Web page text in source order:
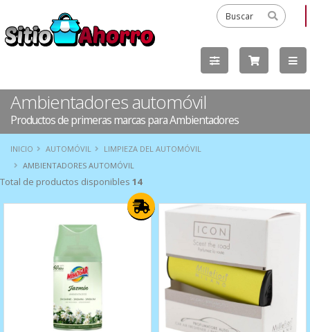
Ambientadores automóvil
Productos de primeras marcas para Ambientadores
INICIO AUTOMÓVIL
LIMPIEZA DEL AUTOMÓVIL
AMBIENTADORES AUTOMÓVIL
Total de productos disponibles 14